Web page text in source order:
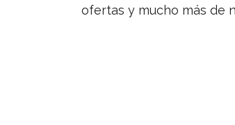
ofertas y mucho más de